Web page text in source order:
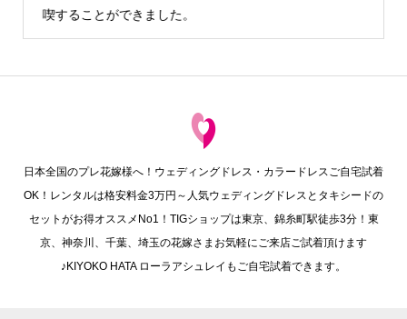
でも写真を撮る…
日本全国のプレ花嫁様へ！ウェディングドレス・カラードレスご自宅試着
OK！レンタルは格安料金3万円～人気ウェディングドレスとタキシードの
セットがお得オススメNo1！TIGショップは東京、錦糸町駅徒歩3分！東
京、神奈川、千葉、埼玉の花嫁さまお気軽にご来店ご試着頂けます
♪KIYOKO HATA ローラアシュレイもご自宅試着できます。